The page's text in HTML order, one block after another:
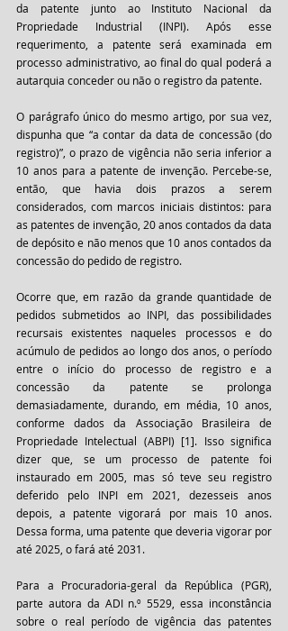
da patente junto ao Instituto Nacional da
Propriedade Industrial (INPI). Após esse
requerimento, a patente será examinada em
processo administrativo, ao final do qual poderá a
autarquia conceder ou não o registro da patente.
O parágrafo único do mesmo artigo, por sua vez,
dispunha que “a contar da data de concessão (do
registro)”, o prazo de vigência não seria inferior a
10 anos para a patente de invenção. Percebe-se,
então, que havia dois prazos a serem
considerados, com marcos iniciais distintos: para
as patentes de invenção, 20 anos contados da data
de depósito e não menos que 10 anos contados da
concessão do pedido de registro.
Ocorre que, em razão da grande quantidade de
pedidos submetidos ao INPI, das possibilidades
recursais existentes naqueles processos e do
acúmulo de pedidos ao longo dos anos, o período
entre o início do processo de registro e a
concessão da patente se prolonga
demasiadamente, durando, em média, 10 anos,
conforme dados da Associação Brasileira de
Propriedade Intelectual (ABPI) [1]. Isso significa
dizer que, se um processo de patente foi
instaurado em 2005, mas só teve seu registro
deferido pelo INPI em 2021, dezesseis anos
depois, a patente vigorará por mais 10 anos.
Dessa forma, uma patente que deveria vigorar por
até 2025, o fará até 2031.
Para a Procuradoria-geral da República (PGR),
parte autora da ADI n.º 5529, essa inconstância
sobre o real período de vigência das patentes